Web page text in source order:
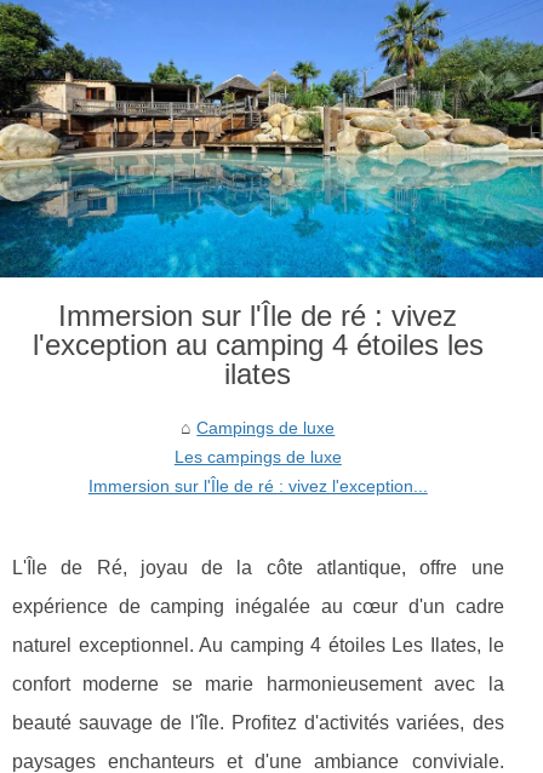
Immersion sur l'Île de ré : vivez
l'exception au camping 4 étoiles les
ilates
Campings de luxe
Les campings de luxe
Immersion sur l'Île de ré : vivez l'exception...
L'Île de Ré, joyau de la côte atlantique, offre une
expérience de camping inégalée au cœur d'un cadre
naturel exceptionnel. Au camping 4 étoiles Les Ilates, le
confort moderne se marie harmonieusement avec la
beauté sauvage de l'île. Profitez d'activités variées, des
paysages enchanteurs et d'une ambiance conviviale.